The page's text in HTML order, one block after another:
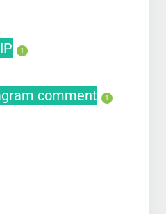
1
comment 1